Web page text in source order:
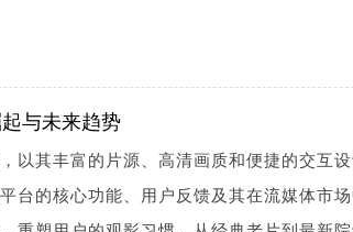
与未来趋势
以其丰富的片源、高清画质和便捷的交互设
台的核心功能、用户反馈及其在流媒体市